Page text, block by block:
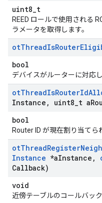
uint8_t
REED ロールで使用される
ラメータを取得します。
otThreadIsRouter
bool
デバイスがルーターに対応
otThreadIsRouterId
Instance , uint8 t a
bool
Router ID が現在割り当てら
otThreadRegister
Instance *aInstance ,
Callback)
void
近傍テーブルのコールバッ